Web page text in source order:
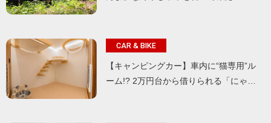
CAR & BIKE
【キャンピングカー】車内に“猫専用”ル
ーム!? 2万円台から借りられる「にゃ…